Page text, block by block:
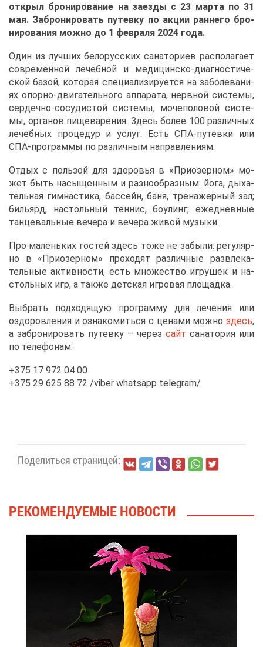
от­крыл бро­ни­ро­ва­ние на за­ез­ды с 23 мар­та по 31
мая. За­бро­ни­ро­вать пу­тев­ку по ак­ции ран­не­го бро­
ни­ро­ва­ния мож­но до 1 фев­ра­ля 2024 го­да.
Один из луч­ших бе­ло­рус­ских са­на­то­ри­ев рас­по­ла­га­ет
со­вре­мен­ной ле­чеб­ной и ме­ди­цин­ско-ди­а­гно­сти­че­
ской ба­зой, ко­то­рая спе­ци­а­ли­зи­ру­ет­ся на за­бо­ле­ва­ни­
ях опор­но-дви­га­тель­но­го ап­па­ра­та, нерв­ной си­сте­мы,
сер­деч­но-со­су­ди­стой си­сте­мы, мо­че­по­ло­вой си­сте­
мы, ор­га­нов пи­ще­ва­ре­ния. Здесь бо­лее 100 раз­лич­ных
ле­чеб­ных про­це­дур и услуг. Есть СПА-пу­тев­ки или
СПА-про­грам­мы по раз­лич­ным на­прав­ле­ни­ям.
От­дых с поль­зой для здо­ро­вья в «При­озер­ном» мо­
жет быть на­сы­щен­ным и раз­но­об­раз­ным: йо­га, ды­ха­
тель­ная гим­на­сти­ка, бас­сейн, ба­ня, тре­на­жер­ный зал;
би­льярд, на­столь­ный тен­нис, бо­улинг; еже­днев­ные
тан­це­валь­ные ве­че­ра и ве­че­ра жи­вой му­зы­ки.
Про ма­лень­ких го­стей здесь то­же не за­бы­ли: ре­гу­ляр­
но в «При­озер­ном» про­хо­дят раз­лич­ные раз­вле­ка­
тель­ные ак­тив­но­сти, есть мно­же­ство иг­ру­шек и на­
столь­ных игр, а та­к­же дет­ская иг­ро­вая пло­щад­ка.
Вы­брать под­хо­дя­щую про­грам­му для ле­че­ния или
оздо­ров­ле­ния и озна­ко­мить­ся с це­на­ми мож­но здесь,
а за­бро­ни­ро­вать пу­тев­ку ­– че­рез сайт са­на­то­рия или
по те­ле­фо­нам:
+375 17 972 04 00
+375 29 625 88 72 /viber whatsapp telegram/
По­де­лить­ся стра­ни­цей:
РЕ­КО­МЕН­ДУ­Е­МЫЕ НО­ВО­СТИ